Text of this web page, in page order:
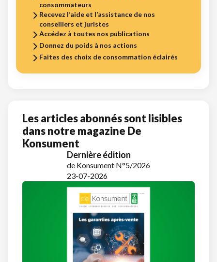
consommateurs
Recevez l’aide et l’assistance de nos
conseillers et juristes
Accédez à toutes nos publications
Donnez du poids à nos actions
Faites des choix de consommation éclairés
Les articles abonnés sont lisibles
dans notre magazine De
Konsument
Dernière édition
de Konsument N°5/2026
23-07-2026